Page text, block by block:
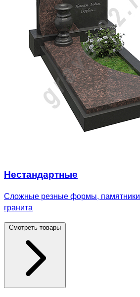
Нестандартные
Сложные резные формы, памятники
гранита
Смотреть товары